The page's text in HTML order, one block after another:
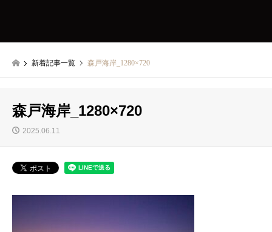
新着記事一覧 森戸海岸_1280×720
森戸海岸_1280×720
2025.06.11